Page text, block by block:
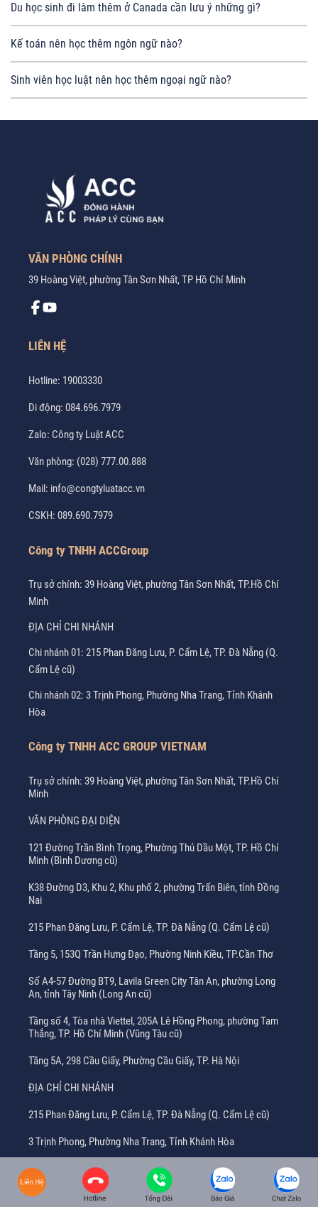
Du học sinh đi làm thêm ở Canada cần lưu ý những gì?
Kế toán nên học thêm ngôn ngữ nào?
Sinh viên học luật nên học thêm ngoại ngữ nào?
VĂN PHÒNG CHÍNH
39 Hoàng Việt, phường Tân Sơn Nhất, TP Hồ Chí Minh
LIÊN HỆ
Hotline: 19003330
Di động: 084.696.7979
Zalo: Công ty Luật ACC
Văn phòng: (028) 777.00.888
Mail: info@congtyluatacc.vn
CSKH: 089.690.7979
Công ty TNHH ACCGroup
Trụ sở chính: 39 Hoàng Việt, phường Tân Sơn Nhất, TP.Hồ Chí
Minh
ĐỊA CHỈ CHI NHÁNH
Chi nhánh 01: 215 Phan Đăng Lưu, P. Cẩm Lệ, TP. Đà Nẵng (Q.
Cẩm Lệ cũ)
Chi nhánh 02: 3 Trịnh Phong, Phường Nha Trang, Tỉnh Khánh
Hòa
Công ty TNHH ACC GROUP VIETNAM
Trụ sở chính: 39 Hoàng Việt, phường Tân Sơn Nhất, TP.Hồ Chí
Minh
VĂN PHÒNG ĐẠI DIỆN
121 Đường Trần Bình Trọng, Phường Thủ Dầu Một, TP. Hồ Chí
Minh (Bình Dương cũ)
K38 Đường D3, Khu 2, Khu phố 2, phường Trấn Biên, tỉnh Đồng
Nai
215 Phan Đăng Lưu, P. Cẩm Lệ, TP. Đà Nẵng (Q. Cẩm Lệ cũ)
Tầng 5, 153Q Trần Hưng Đạo, Phường Ninh Kiều, TP.Cần Thơ
Số A4-57 Đường BT9, Lavila Green City Tân An, phường Long
An, tỉnh Tây Ninh (Long An cũ)
Tầng số 4, Tòa nhà Viettel, 205A Lê Hồng Phong, phường Tam
Thắng, TP. Hồ Chí Minh (Vũng Tàu cũ)
Tầng 5A, 298 Cầu Giấy, Phường Cầu Giấy, TP. Hà Nội
ĐỊA CHỈ CHI NHÁNH
215 Phan Đăng Lưu, P. Cẩm Lệ, TP. Đà Nẵng (Q. Cẩm Lệ cũ)
3 Trịnh Phong, Phường Nha Trang, Tỉnh Khánh Hòa